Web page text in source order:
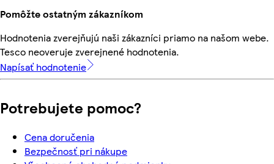
Pomôžte ostatným zákazníkom
Hodnotenia zverejňujú naši zákazníci priamo na našom webe.
Tesco neoveruje zverejnené hodnotenia.
Napísať hodnotenie
Potrebujete pomoc?
Cena doručenia
Bezpečnosť pri nákupe